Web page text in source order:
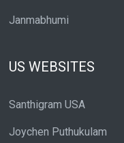
Janmabhumi
US WEBSITES
Santhigram USA
Joychen Puthukulam